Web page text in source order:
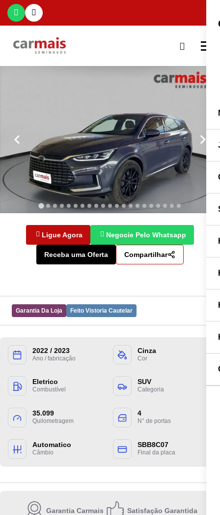
Garantia Da Loja Feito Vistoria Cautelar
2022 / 2023
Ano / fabricação
Cinza
Cor
Eletrico
Combustível
SUV
Categoria
35.099
Quilometragem
4
N° de portas
Automatico
Câmbio
SBB8C07
Final da placa
Garantia Carmais Satisfação Garantida
Ligue Agora Negocie Pelo Whatsapp
Receba uma Oferta Compartilhar
Preencha suas informações para entrarmos
em contato.